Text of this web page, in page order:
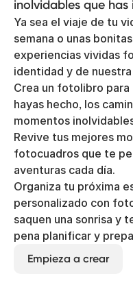
inolvidables que
Ya sea el viaje de tu
semana o unas
experiencias vividas
identidad y de
Crea un fotolibro para
hayas hecho, los
momentos
Revive tus mejores
fotocuadros que te
aventuras cada día.
Organiza tu próxima
personalizado con
saquen una sonrisa y
pena planificar y
Empieza a crear